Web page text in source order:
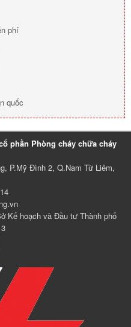
phí
quốc
phần Phòng cháy chữa cháy
P.Mỹ Đình 2, Q.Nam Từ Liêm,
Kế hoạch và Đầu tư Thành phố